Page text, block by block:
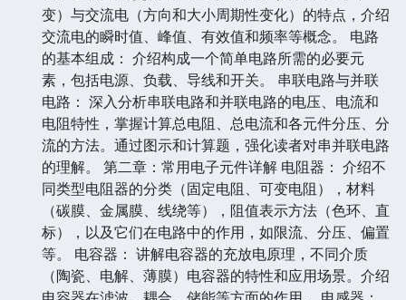
变）与交流电（方向和大小周期性变化）的特点，介绍
交流电的瞬时值、峰值、有效值和频率等概念。 电路
的基本组成： 介绍构成一个简单电路所需的必要元
素，包括电源、负载、导线和开关。 串联电路与并联
电路： 深入分析串联电路和并联电路的电压、电流和
电阻特性，掌握计算总电阻、总电流和各元件分压、分
流的方法。通过图示和计算题，强化读者对串并联电路
的理解。 第二章：常用电子元件详解 电阻器： 介绍不
同类型电阻器的分类（固定电阻、可变电阻），材料
（碳膜、金属膜、线绕等），阻值表示方法（色环、直
标），以及它们在电路中的作用，如限流、分压、偏置
等。 电容器： 讲解电容器的充放电原理，不同介质
（陶瓷、电解、薄膜）电容器的特性和应用场景。介绍